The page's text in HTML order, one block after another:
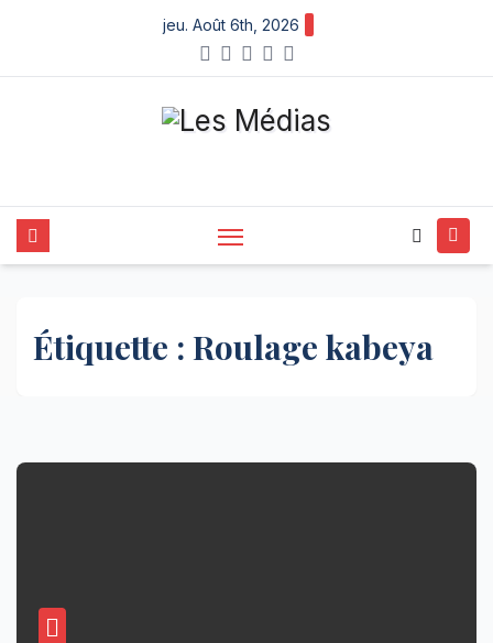
content
jeu. Août 6th, 2026
Étiquette : Roulage kabeya